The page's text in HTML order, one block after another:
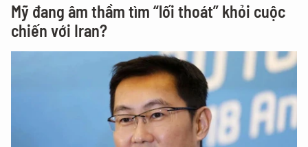
Mỹ đang âm thầm tìm “lối thoát” khỏi cuộc
chiến với Iran?